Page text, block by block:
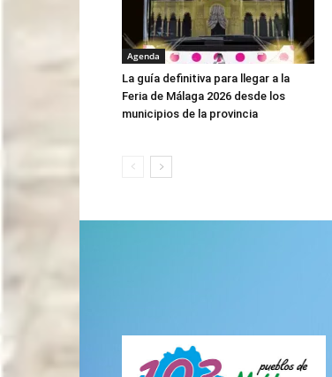
Agenda
La guía definitiva para llegar a la
Feria de Málaga 2026 desde los
municipios de la provincia